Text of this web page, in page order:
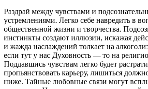
Раздрай между чувствами и
устремлениями. Легко себе навредить в
общественной жизни и творчества.
инстинкты создают иллюзии, искажая
и жажда наслаждений толкает на
если тут у нас Духовность — то на
Поддавшись чувствам легко будет
пропьянствовать карьеру, лишиться
ниже. Тайные любовные связи могут